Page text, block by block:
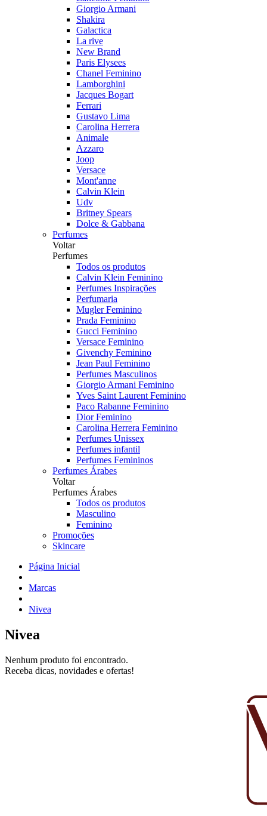
Giorgio Armani
Shakira
Galactica
La rive
New Brand
Paris Elysees
Chanel Feminino
Lamborghini
Jacques Bogart
Ferrari
Gustavo Lima
Carolina Herrera
Animale
Azzaro
Joop
Versace
Mont'anne
Calvin Klein
Udv
Britney Spears
Dolce & Gabbana
Perfumes
Voltar
Perfumes
Todos os produtos
Calvin Klein Feminino
Perfumes Inspirações
Perfumaria
Mugler Feminino
Prada Feminino
Gucci Feminino
Versace Feminino
Givenchy Feminino
Jean Paul Feminino
Perfumes Masculinos
Giorgio Armani Feminino
Yves Saint Laurent Feminino
Paco Rabanne Feminino
Dior Feminino
Carolina Herrera Feminino
Perfumes Unissex
Perfumes infantil
Perfumes Femininos
Perfumes Árabes
Voltar
Perfumes Árabes
Todos os produtos
Masculino
Feminino
Promoções
Skincare
Página Inicial
Marcas
Nivea
Nivea
Nenhum produto foi encontrado.
Receba dicas, novidades e ofertas!